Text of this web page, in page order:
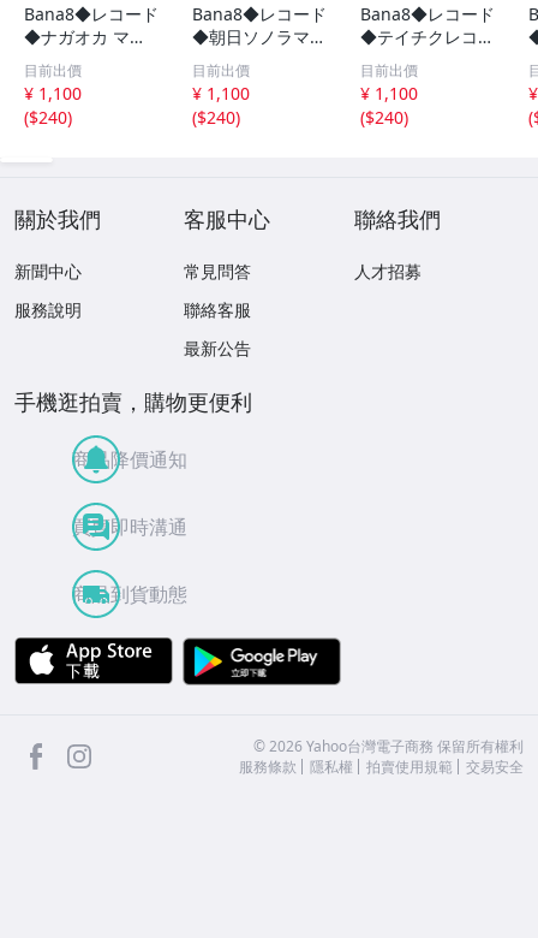
Bana8◆レコード
◆ナガオカ マジ
ックレコード シ
ートレコード ソ
ノシート アナロ
グ レトロ コレク
目前出價
¥ 1,100
($240)
Bana8◆レコード
◆朝日ソノラマ
巨人の星 ソノシ
ート 絵本 レトロ
コレクション
目前出價
¥ 1,100
($240)
Bana8◆レコード
◆テイチクレコー
ド わんぱく探偵
団 レトロ コレク
ション
目前出價
¥ 1,100
($240)
(
關於我們
新聞中心
服務說明
客服中心
常見問答
聯絡客服
最新公告
聯絡我們
人才招募
手機逛拍賣，購物更便利
商品降價通知
買賣即時溝通
商品到貨動態
APP Store
facebook ©2026 Yahoo台灣電子商務 保留所有權利
服務條款
隱私權 拍賣使用規範 交易安全